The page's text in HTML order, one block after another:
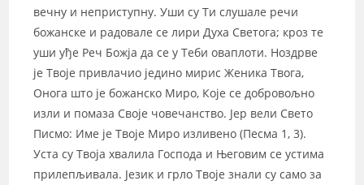
вечну и неприступну. Уши су Ти слушале речи
божанске и радовале се лири Духа Светога; кроз те
уши уђе Реч Божја да се у Теби оваплоти. Ноздрве
је Твоје привлачио једино мирис Женика Твога,
Онога што је божанско Миро, Које се добровољно
изли и помаза Своје човечанство. Јер вели Свето
Писмо: Име је Твоје Миро изливено (Песма 1, 3).
Уста су Твоја хвалила Господа и Његовим се устима
прилепљивала. Језик и грло Твоје знали су само за